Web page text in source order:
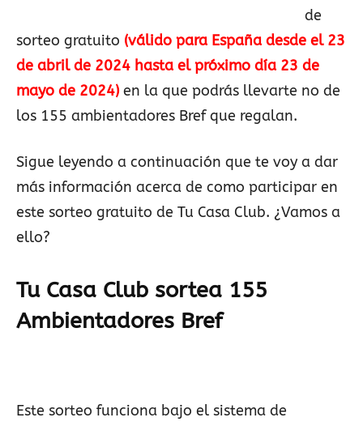
de
sorteo gratuito (válido para España desde el 23
de abril de 2024 hasta el próximo día 23 de
mayo de 2024)en la que podrás llevarte no de
los 155 ambientadores Bref que regalan.
Sigue leyendo a continuación que te voy a dar
más información acerca de como participar en
este sorteo gratuito de Tu Casa Club. ¿Vamos a
ello?
Tu Casa Club sortea 155
Ambientadores Bref
Este sorteo funciona bajo el sistema de